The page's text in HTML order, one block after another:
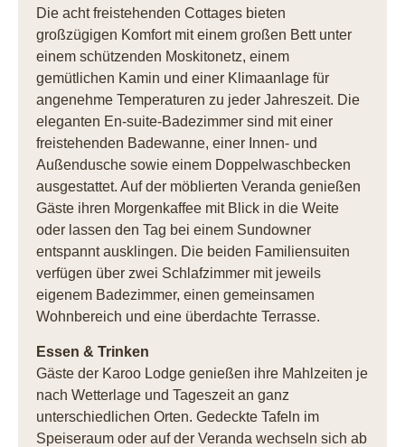
Die acht freistehenden Cottages bieten
großzügigen Komfort mit einem großen Bett unter
einem schützenden Moskitonetz, einem
gemütlichen Kamin und einer Klimaanlage für
angenehme Temperaturen zu jeder Jahreszeit. Die
eleganten En-suite-Badezimmer sind mit einer
freistehenden Badewanne, einer Innen- und
Außendusche sowie einem Doppelwaschbecken
ausgestattet. Auf der möblierten Veranda genießen
Gäste ihren Morgenkaffee mit Blick in die Weite
oder lassen den Tag bei einem Sundowner
entspannt ausklingen. Die beiden Familiensuiten
verfügen über zwei Schlafzimmer mit jeweils
eigenem Badezimmer, einen gemeinsamen
Wohnbereich und eine überdachte Terrasse.
Essen & Trinken
Gäste der Karoo Lodge genießen ihre Mahlzeiten je
nach Wetterlage und Tageszeit an ganz
unterschiedlichen Orten. Gedeckte Tafeln im
Speiseraum oder auf der Veranda wechseln sich ab